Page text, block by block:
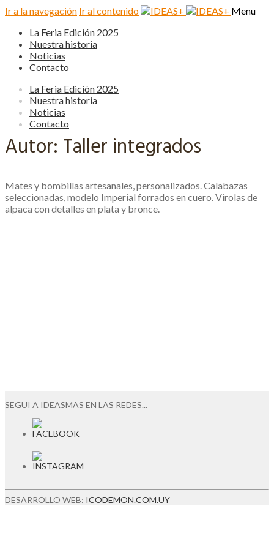
Ir a la navegación Ir al contenido
Menu
La Feria Edición 2025
Nuestra historia
Noticias
Contacto
La Feria Edición 2025
Nuestra historia
Noticias
Contacto
Autor: Taller integrados
Mates y bombillas artesanales, personalizados. Calabazas
seleccionadas, modelo Imperial forrados en cuero. Virolas de
alpaca con detalles en plata y bronce.
SEGUI A IDEASMAS EN LAS REDES...
DESARROLLO WEB: ICODEMON.COM.UY